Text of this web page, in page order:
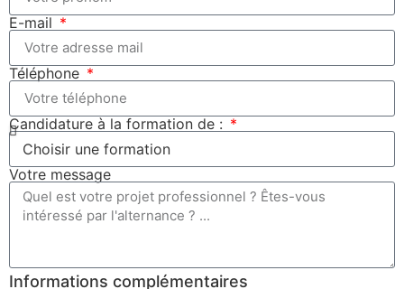
E-mail
Téléphone
Candidature à la formation de :
Votre message
Informations complémentaires